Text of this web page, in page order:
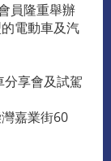
員隆重舉辦
電動車及汽
分享會及試駕
嘉業街60